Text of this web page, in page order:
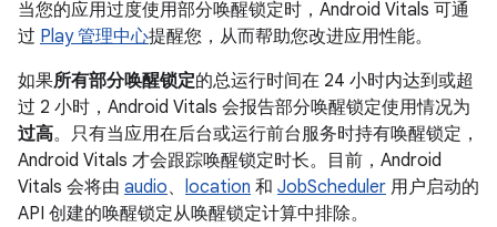
当您的应用过度使用部分唤醒锁定时，Android Vitals 可通
过 Play 管理中心提醒您，从而帮助您改进应用性能。
如果所有部分唤醒锁定的总运行时间在 24 小时内达到或超
过 2 小时，Android Vitals 会报告部分唤醒锁定使用情况为
过高。只有当应用在后台或运行前台服务时持有唤醒锁定，
Android Vitals 才会跟踪唤醒锁定时长。目前，Android
Vitals 会将由 audio、 location 和 JobScheduler 用户启动的
API 创建的唤醒锁定从唤醒锁定计算中排除。